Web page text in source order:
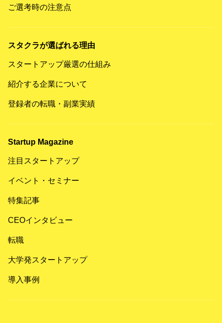
ご選考時の注意点
スタクラが選ばれる理由
スタートアップ厳選の仕組み
紹介する企業について
登録者の転職・副業実績
Startup Magazine
注目スタートアップ
イベント・セミナー
特集記事
CEOインタビュー
転職
大学発スタートアップ
導入事例